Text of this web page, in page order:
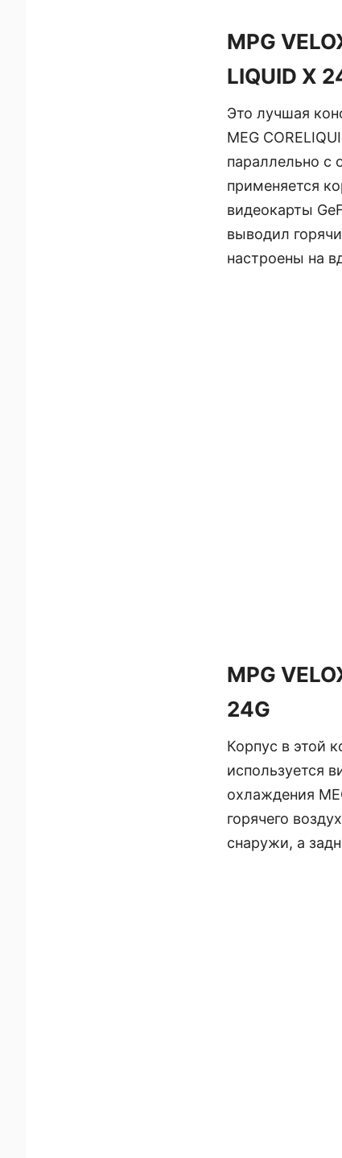
MPG
LIQUID X
Это лучшая
MEG
параллельно с
применяется
видеокарты
выводил
настроены на
MPG
24G
Корпус в этой
используется
охлаждения
горячего
снаружи, а